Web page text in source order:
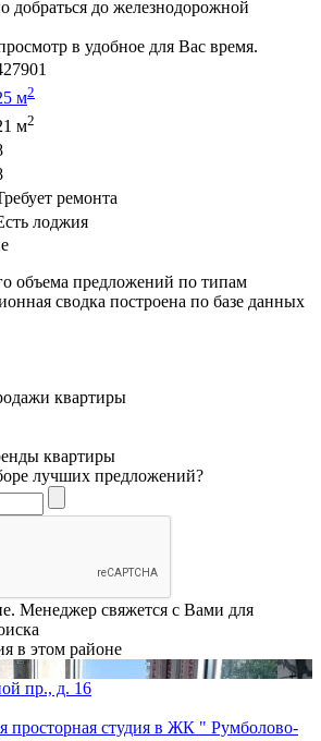
добраться до железнодорожной
в удобное для Вас время.
м2
м2
ремонта
лоджия
объема предложений по типам
сводка построена по базе данных
квартиры
квартиры
лучших предложений?
Менеджер свяжется с Вами для
в этом районе
пр., д. 16
просторная студия в ЖК " Румболово-